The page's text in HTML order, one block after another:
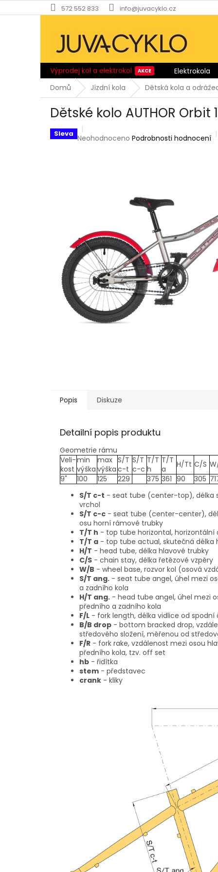
na
572 552 833 info@juvacyklo.cz
Výprodej kol a elektrokol Elektrokola
Domů
Jízdní kola Dětská kola a
Dětské kolo AUTHOR
Sleva Průměrné
Neohodnoceno Podrobnosti hodnocení
Popis Diskuze
Detailní popis produktu
Geometrie rámu
Veli-
kost
min
výška
max
výška
S/T
c-t
S/T
c-c
T/T
h
T/T
a
H/Tt C/S
9"
100 125 229 375 361 90 305
S/T c-t - seat tube (center-top), délka
vrchol
S/T c-c - seat tube (center-center),
osu horní rámové trubky
T/T h - top tube horizontal, horizontální
T/T a - top tube actual, skutečná délka
H/T - head tube, délka hlavové trubky
C/S - chain stay, délka řetězové vzpěry
W/B - wheel base, rozvor kol (osová
S/T ang. - seat tube angel, úhel mezi
a zadního kola
H/T ang. - head tube angel, úhel mezi
předního a zadního kola
F/L - fork length, délka vidlice od
B/B drop - bottom bracked drop,
středového složení, měřenou od
F/R - fork rake, vzdálenost mezi osou
předního kola, tzv. off set
hb - řidítka
stem - představec
crank - kliky